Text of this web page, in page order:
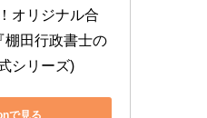
オリジナル合
棚田行政書士の
シリーズ)
で見る